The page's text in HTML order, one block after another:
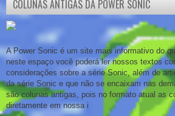
COLUNAS ANTIGAS DA POWER SONIC
A Power Sonic é um site mais informativo do
neste espaço você poderá ler nossos textos
considerações sobre a série Sonic, além de
da série Sonic e que não se encaixam nas
são colunas antigas, pois no formato atual as
diretamente em nossa i